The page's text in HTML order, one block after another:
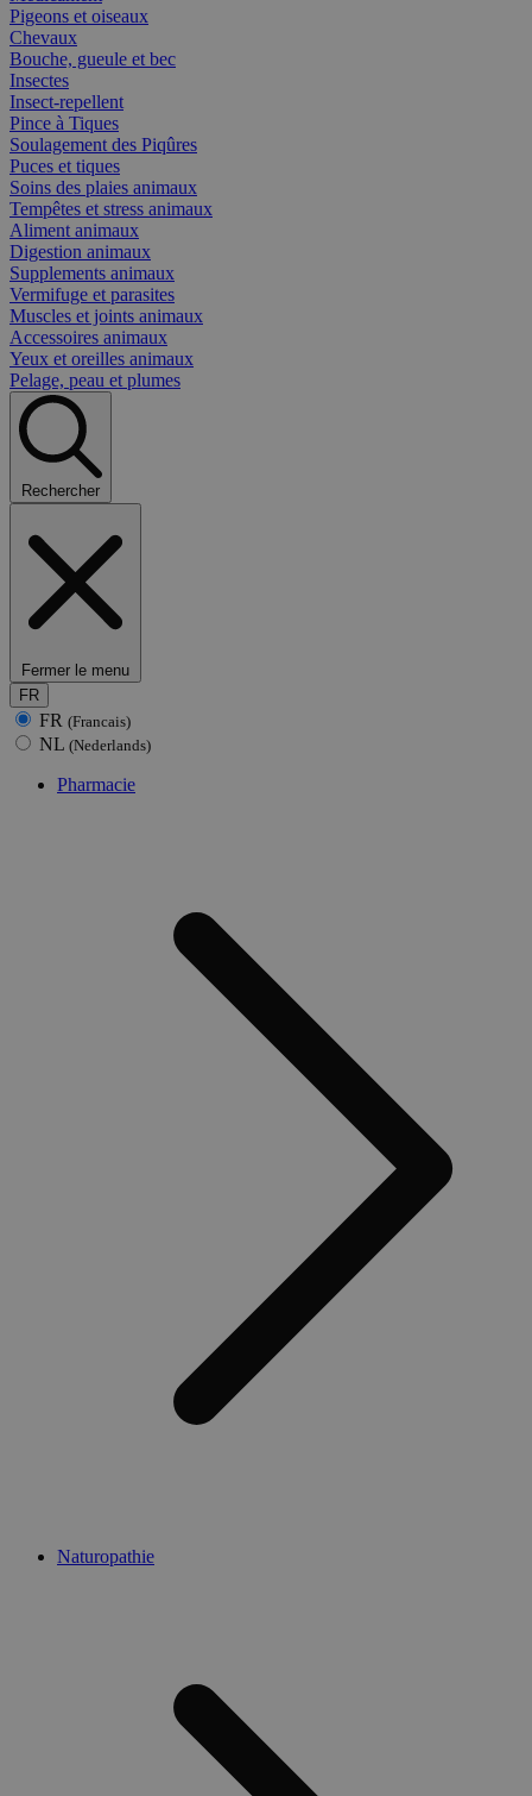
Pigeons et oiseaux
Chevaux
Bouche, gueule et bec
Insectes
Insect-repellent
Pince à Tiques
Soulagement des Piqûres
Puces et tiques
Soins des plaies animaux
Tempêtes et stress animaux
Aliment animaux
Digestion animaux
Supplements animaux
Vermifuge et parasites
Muscles et joints animaux
Accessoires animaux
Yeux et oreilles animaux
Pelage, peau et plumes
Rechercher
Fermer le menu
FR
FR (Francais)
NL (Nederlands)
Pharmacie
Naturopathie